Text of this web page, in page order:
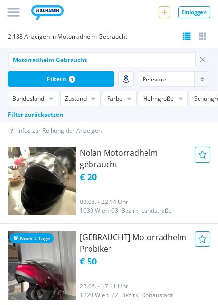
Einloggen
2.188 Anzeigen in Motorradhelm Gebraucht
Bundesland Zustand Farbe Helmgröße
Filter zurücksetzen
Filtern 1
Infos zur Reihung der Anzeigen
Nolan Motorradhelm
gebraucht
€ 20
03.08. - 22:14 Uhr
1030 Wien, 03. Bezirk, Landstraße
Noch 2 Tage
[GEBRAUCHT] Motorradhelm
Probiker
€ 50
23.06. - 17:11 Uhr
1220 Wien, 22. Bezirk, Donaustadt